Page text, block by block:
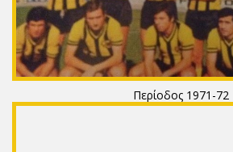
Περίοδος 1971-72